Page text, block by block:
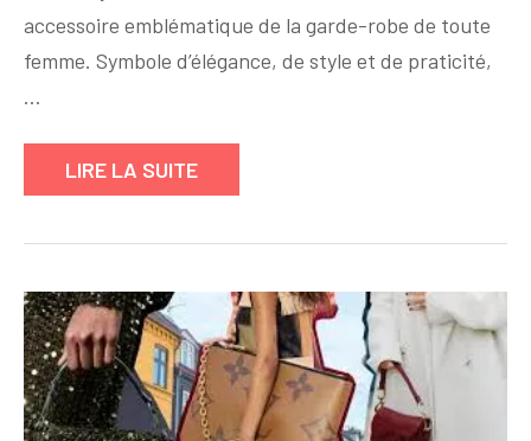
à
Main
Vos
accessoire emblématique de la garde-robe de toute
femme. Symbole d’élégance, de style et de praticité,
…
LIRE LA SUITE